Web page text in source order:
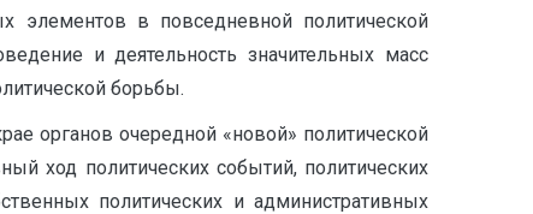
элементов в повседневной политической
и деятельность значительных масс
борьбы.
органов очередной «новой» политической
ход политических событий, политических
политических и административных